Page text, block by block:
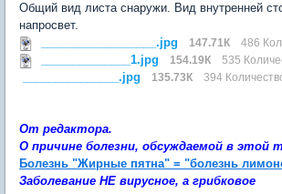
Общий вид листа снаружи. Вид внутренней
напросвет.
__________________.jpg
147.71К 486
______________1.jpg 154.19К 535
_______________.jpg 135.73К 394
От редактора.
О причине болезни, обсуждаемой в этой
Болезнь "Жирные пятна" = "болезнь
Заболевание НЕ вирусное, а грибковое